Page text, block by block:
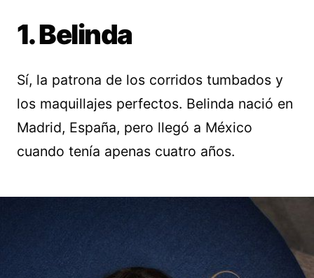
1. Belinda
Sí, la patrona de los corridos tumbados y
los maquillajes perfectos. Belinda nació en
Madrid, España, pero llegó a México
cuando tenía apenas cuatro años.